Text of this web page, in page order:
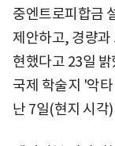
중엔트로피합금
제안하고, 경량과
현했다고 23일
국제 학술지 '악
난 7일(현지 시각